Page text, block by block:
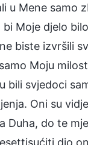
u Mene samo
bi Moje djelo
biste izvršili
Moju
bili svjedoci
Oni su
Duha, do te
dio